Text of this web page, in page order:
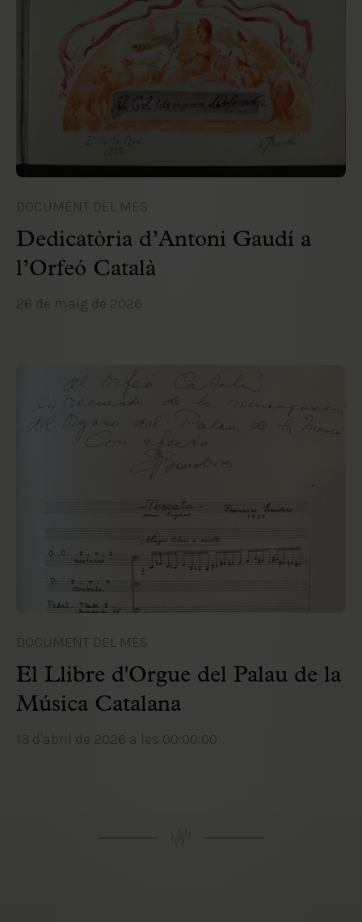
DOCUMENT DEL MES
Dedicatòria d’Antoni Gaudí a
l’Orfeó Català
26 de maig de 2026
DOCUMENT DEL MES
El Llibre d'Orgue del Palau de la
Música Catalana
13 d'abril de 2026 a les 00:00:00